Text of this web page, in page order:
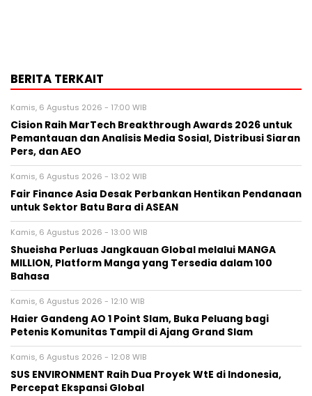
BERITA TERKAIT
Kamis, 6 Agustus 2026 - 17:00 WIB
Cision Raih MarTech Breakthrough Awards 2026 untuk
Pemantauan dan Analisis Media Sosial, Distribusi Siaran
Pers, dan AEO
Kamis, 6 Agustus 2026 - 13:02 WIB
Fair Finance Asia Desak Perbankan Hentikan Pendanaan
untuk Sektor Batu Bara di ASEAN
Kamis, 6 Agustus 2026 - 13:00 WIB
Shueisha Perluas Jangkauan Global melalui MANGA
MILLION, Platform Manga yang Tersedia dalam 100
Bahasa
Kamis, 6 Agustus 2026 - 12:10 WIB
Haier Gandeng AO 1 Point Slam, Buka Peluang bagi
Petenis Komunitas Tampil di Ajang Grand Slam
Kamis, 6 Agustus 2026 - 12:08 WIB
SUS ENVIRONMENT Raih Dua Proyek WtE di Indonesia,
Percepat Ekspansi Global